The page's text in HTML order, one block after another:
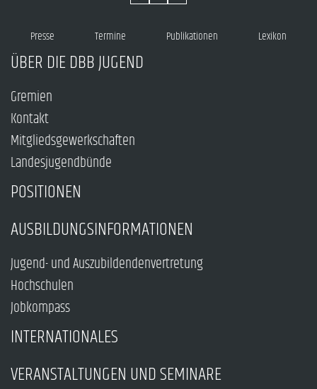
Presse Termine Publikationen Lexikon
ÜBER DIE DBB JUGEND
Gremien
Kontakt
Mitgliedsgewerkschaften
Landesjugendbünde
POSITIONEN
AUSBILDUNGSINFORMATIONEN
Jugend- und Auszubildendenvertretung
Hochschulen
Jobkompass
INTERNATIONALES
VERANSTALTUNGEN UND SEMINARE